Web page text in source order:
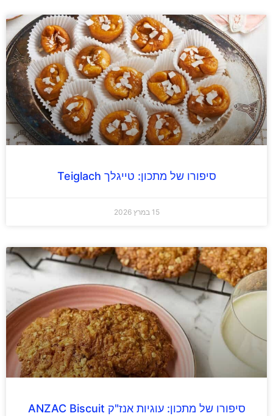
סיפורו של מתכון: טייגלך Teiglach
סיפורו של מתכון: עוגיות אנז"ק ANZAC Biscuit